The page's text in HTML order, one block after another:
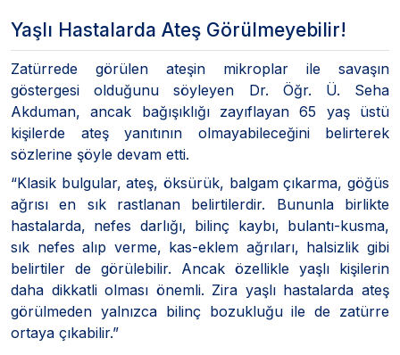
Yaşlı Hastalarda Ateş Görülmeyebilir!
Zatürrede görülen ateşin mikroplar ile savaşın
göstergesi olduğunu söyleyen Dr. Öğr. Ü. Seha
Akduman, ancak bağışıklığı zayıflayan 65 yaş üstü
kişilerde ateş yanıtının olmayabileceğini belirterek
sözlerine şöyle devam etti.
“Klasik bulgular, ateş, öksürük, balgam çıkarma, göğüs
ağrısı en sık rastlanan belirtilerdir. Bununla birlikte
hastalarda, nefes darlığı, bilinç kaybı, bulantı-kusma,
sık nefes alıp verme, kas-eklem ağrıları, halsizlik gibi
belirtiler de görülebilir. Ancak özellikle yaşlı kişilerin
daha dikkatli olması önemli. Zira yaşlı hastalarda ateş
görülmeden yalnızca bilinç bozukluğu ile de zatürre
ortaya çıkabilir.”